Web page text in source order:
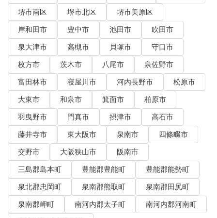
堺市南区
堺市北区
堺市美原区
岸和田市
豊中市 池田市
吹田市
泉大津市
高槻市 貝塚市
守口市
枚方市
茨木市 八尾市
泉佐野市
富田林市
寝屋川市 河内長野市
松原市
大東市
和泉市 箕面市
柏原市
羽曳野市
門真市 摂津市
高石市
藤井寺市
東大阪市 泉南市
四條畷市
交野市
大阪狭山市
阪南市
三島郡島本町
豊能郡豊能町
豊能郡能勢町
泉北郡忠岡町
泉南郡熊取町
泉南郡田尻町
泉南郡岬町
南河内郡太子町
南河内郡河南町